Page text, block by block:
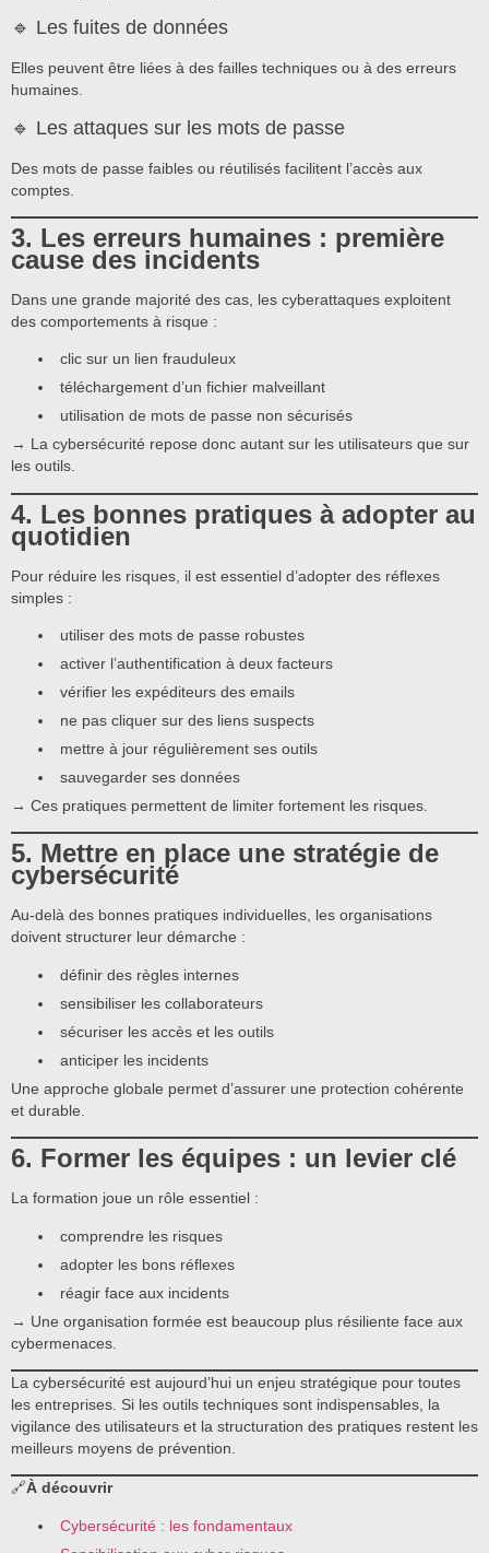
🔹 Les fuites de données
Elles peuvent être liées à des failles techniques ou à des erreurs
humaines.
🔹 Les attaques sur les mots de passe
Des mots de passe faibles ou réutilisés facilitent l’accès aux
comptes.
3. Les erreurs humaines : première
cause des incidents
Dans une grande majorité des cas, les cyberattaques exploitent
des comportements à risque :
clic sur un lien frauduleux
téléchargement d’un fichier malveillant
utilisation de mots de passe non sécurisés
→ La cybersécurité repose donc autant sur les utilisateurs que sur
les outils.
4. Les bonnes pratiques à adopter au
quotidien
Pour réduire les risques, il est essentiel d’adopter des réflexes
simples :
utiliser des mots de passe robustes
activer l’authentification à deux facteurs
vérifier les expéditeurs des emails
ne pas cliquer sur des liens suspects
mettre à jour régulièrement ses outils
sauvegarder ses données
→ Ces pratiques permettent de limiter fortement les risques.
5. Mettre en place une stratégie de
cybersécurité
Au-delà des bonnes pratiques individuelles, les organisations
doivent structurer leur démarche :
définir des règles internes
sensibiliser les collaborateurs
sécuriser les accès et les outils
anticiper les incidents
Une approche globale permet d’assurer une protection cohérente
et durable.
6. Former les équipes : un levier clé
La formation joue un rôle essentiel :
comprendre les risques
adopter les bons réflexes
réagir face aux incidents
→ Une organisation formée est beaucoup plus résiliente face aux
cybermenaces.
La cybersécurité est aujourd’hui un enjeu stratégique pour toutes
les entreprises. Si les outils techniques sont indispensables, la
vigilance des utilisateurs et la structuration des pratiques restent les
meilleurs moyens de prévention.
🔗À découvrir
Cybersécurité : les fondamentaux